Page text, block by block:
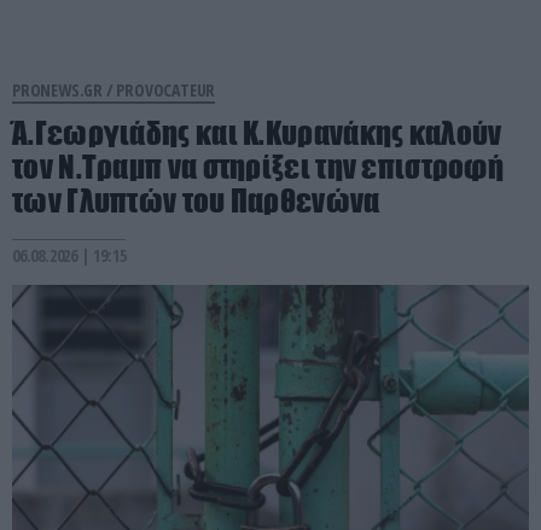
PRONEWS.GR / PROVOCATEUR
Ά.Γεωργιάδης και Κ.Κυρανάκης καλούν
τον Ν.Τραμπ να στηρίξει την επιστροφή
των Γλυπτών του Παρθενώνα
06.08.2026 | 19:15